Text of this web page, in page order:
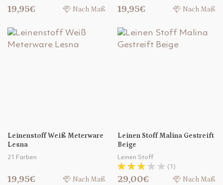
19,95€ Nach Maß 19,95€ Nach Maß
Leinenstoff Weiß Meterware
Lesna
21 Farben
19,95€ Nach Maß
Leinen Stoff Malina Gestreift
Beige
Leinen Stoff
(1)
29,00€ Nach Maß